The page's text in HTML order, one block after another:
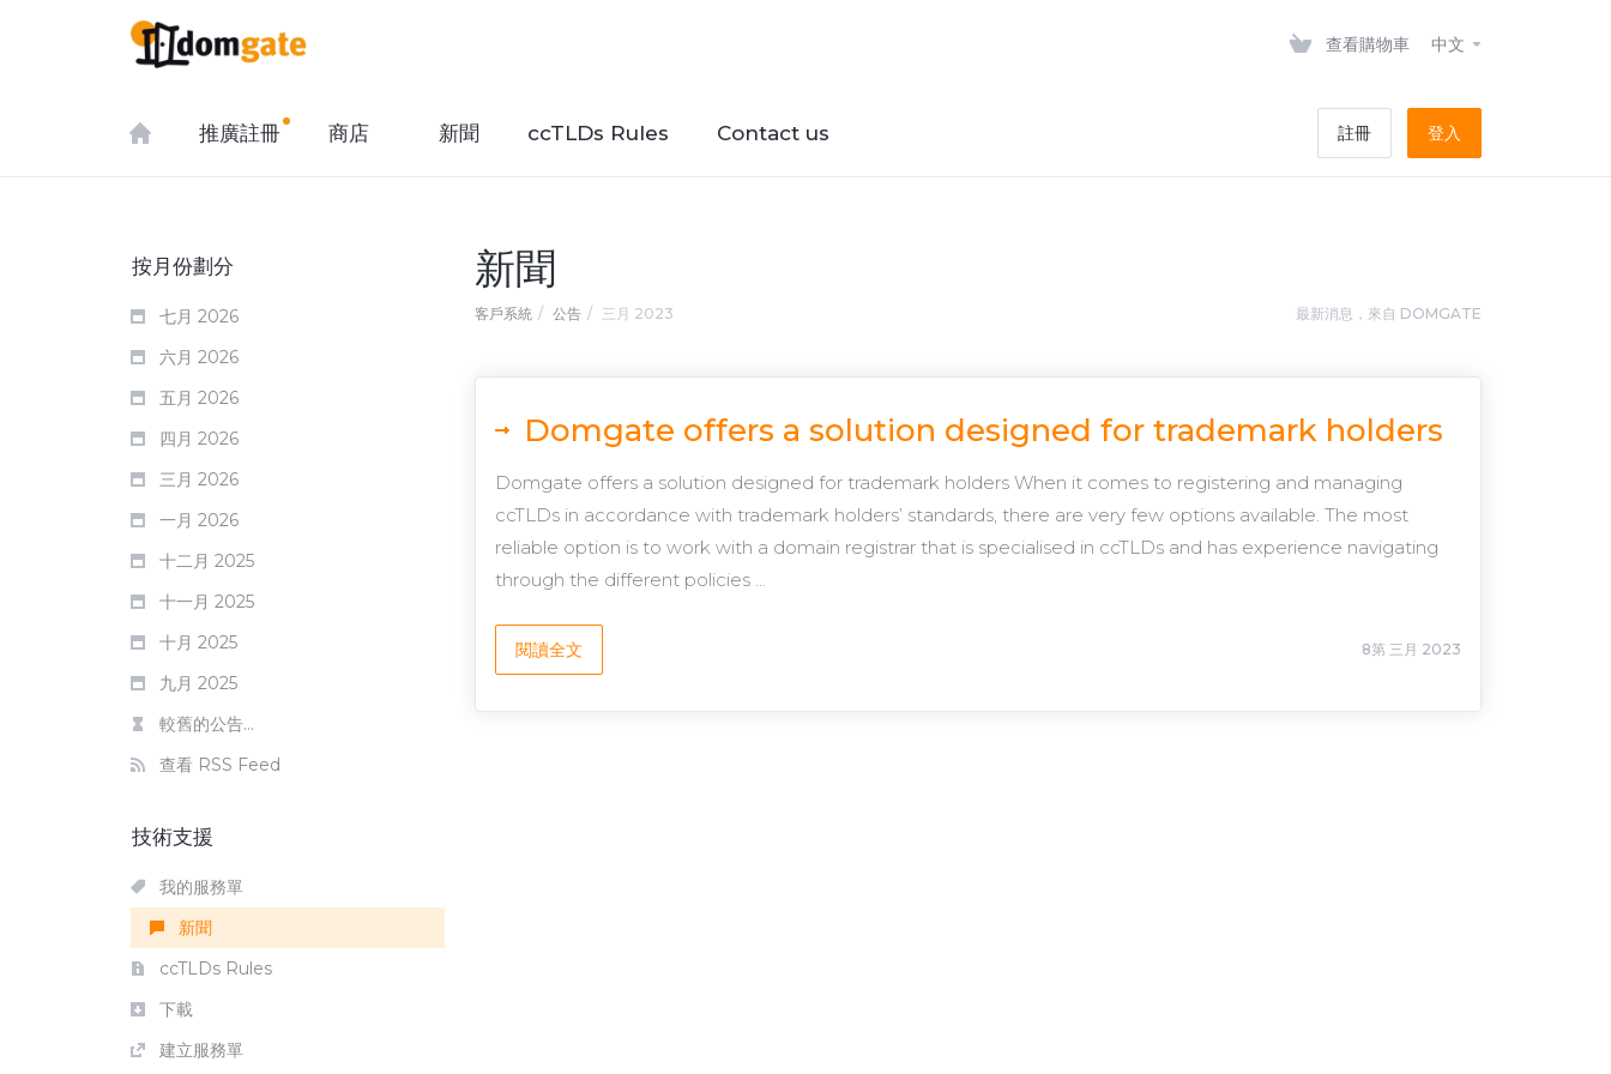
查看購物車 中文
推廣註冊 商店 新聞 ccTLDs Rules Contact us 註冊 登入
新聞
客戶系統 公告 三月 2023 最新消息，來自 DOMGATE
按月份劃分
七月 2026
六月 2026
五月 2026
四月 2026
三月 2026
一月 2026
十二月 2025
十一月 2025
十月 2025
九月 2025
較舊的公告...
查看 RSS Feed
Domgate offers a solution designed for trademark holders
Domgate offers a solution designed for trademark holders When it comes to registering and managing
ccTLDs in accordance with trademark holders’ standards, there are very few options available. The most
reliable option is to work with a domain registrar that is specialised in ccTLDs and has experience navigating
through the different policies ...
閱讀全文 8第 三月 2023
技術支援
我的服務單
新聞
ccTLDs Rules
下載
建立服務單